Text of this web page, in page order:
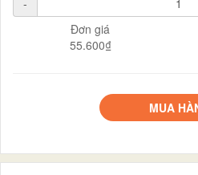
-
Đơn giá
55.600₫
MUA